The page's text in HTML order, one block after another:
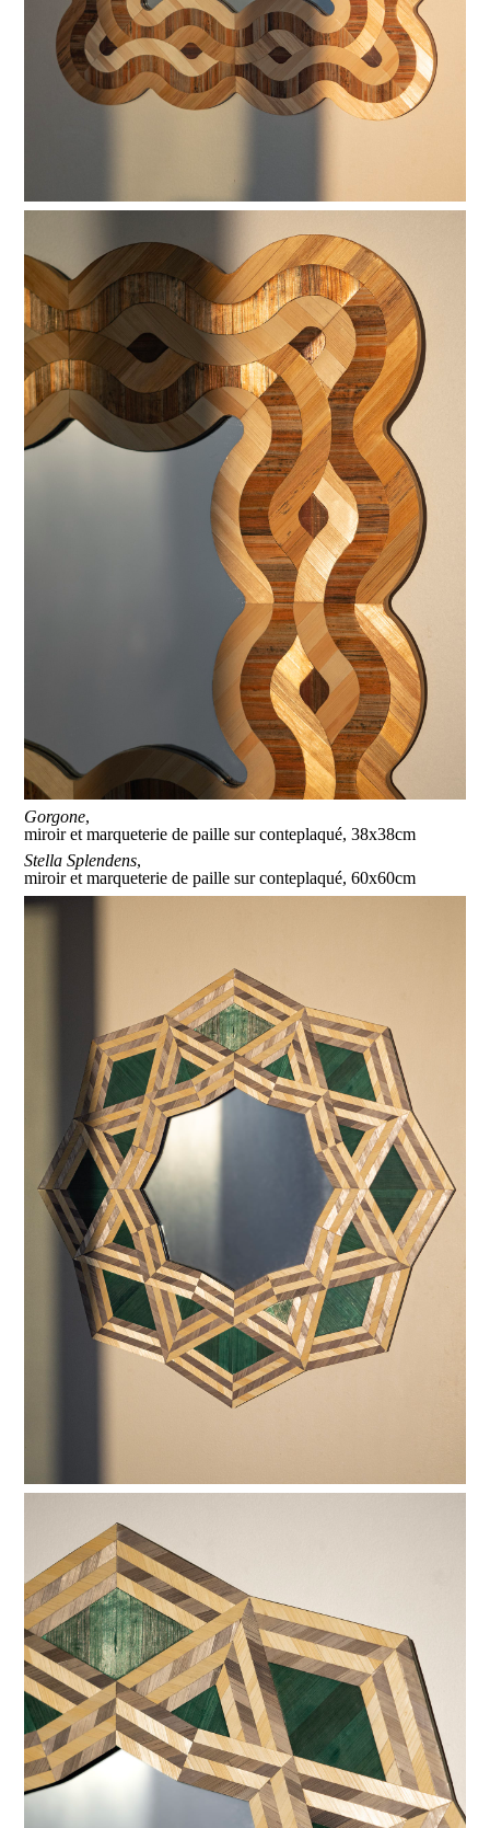
Gorgone,
miroir et marqueterie de paille sur conteplaqué, 38x38cm
Stella Splendens,
miroir et marqueterie de paille sur conteplaqué, 60x60cm